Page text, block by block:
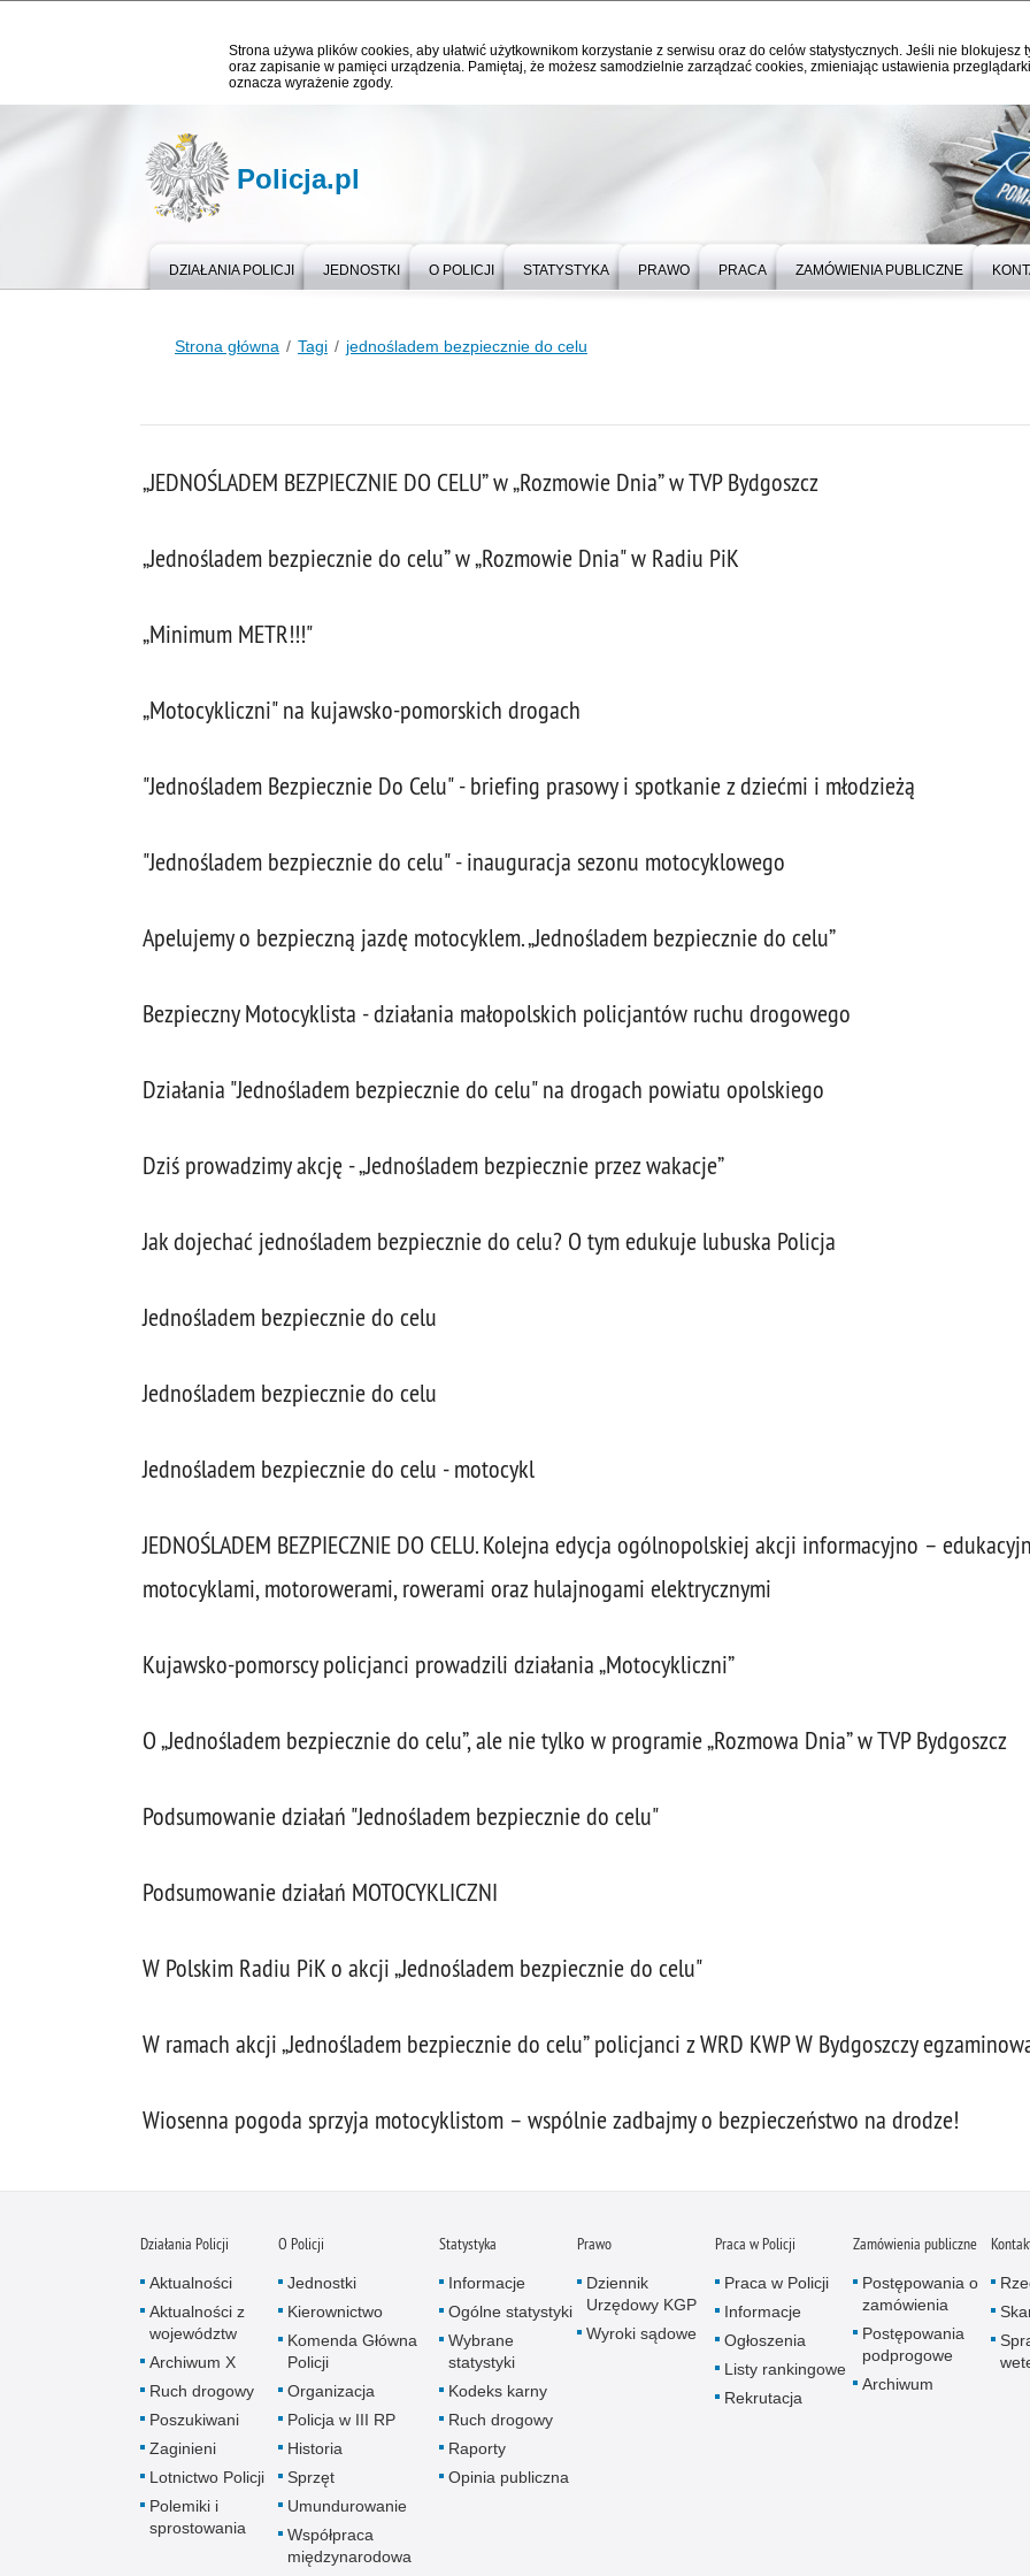
Strona używa plików cookies, aby ułatwić użytkownikom korzystanie z serwisu oraz do celów statystycznych. Jeśli nie blokujesz
oraz zapisanie w pamięci urządzenia. Pamiętaj, że możesz samodzielnie zarządzać cookies, zmieniając ustawienia
oznacza wyrażenie zgody.
Policja.pl
DZIAŁANIA POLICJI JEDNOSTKI O POLICJI STATYSTYKA PRAWO PRACA ZAMÓWIENIA PUBLICZNE
Strona główna Tagi jednośladem bezpiecznie do celu
„JEDNOŚLADEM BEZPIECZNIE DO CELU” w „Rozmowie Dnia” w TVP Bydgoszcz
„Jednośladem bezpiecznie do celu” w „Rozmowie Dnia" w Radiu PiK
„Minimum METR!!!"
„Motocykliczni" na kujawsko-pomorskich drogach
"Jednośladem Bezpiecznie Do Celu" - briefing prasowy i spotkanie z dziećmi i młodzieżą
"Jednośladem bezpiecznie do celu" - inauguracja sezonu motocyklowego
Apelujemy o bezpieczną jazdę motocyklem. „Jednośladem bezpiecznie do celu”
Bezpieczny Motocyklista - działania małopolskich policjantów ruchu drogowego
Działania "Jednośladem bezpiecznie do celu" na drogach powiatu opolskiego
Dziś prowadzimy akcję - „Jednośladem bezpiecznie przez wakacje”
Jak dojechać jednośladem bezpiecznie do celu? O tym edukuje lubuska Policja
Jednośladem bezpiecznie do celu
Jednośladem bezpiecznie do celu
Jednośladem bezpiecznie do celu - motocykl
JEDNOŚLADEM BEZPIECZNIE DO CELU. Kolejna edycja ogólnopolskiej akcji informacyjno –
motocyklami, motorowerami, rowerami oraz hulajnogami elektrycznymi
Kujawsko-pomorscy policjanci prowadzili działania „Motocykliczni”
O „Jednośladem bezpiecznie do celu”, ale nie tylko w programie „Rozmowa Dnia” w TVP Bydgoszcz
Podsumowanie działań "Jednośladem bezpiecznie do celu"
Podsumowanie działań MOTOCYKLICZNI
W Polskim Radiu PiK o akcji „Jednośladem bezpiecznie do celu"
W ramach akcji „Jednośladem bezpiecznie do celu” policjanci z WRD KWP W Bydgoszczy
Wiosenna pogoda sprzyja motocyklistom – wspólnie zadbajmy o bezpieczeństwo na drodze!
Działania Policji
Aktualności
Aktualności z
województw
Archiwum X
Ruch drogowy
Poszukiwani
Zaginieni
Lotnictwo Policji
Polemiki i
sprostowania
O Policji
Jednostki
Kierownictwo
Komenda Główna
Policji
Organizacja
Policja w III RP
Historia
Sprzęt
Umundurowanie
Współpraca
międzynarodowa
Statystyka
Informacje
Ogólne statystyki
Wybrane
statystyki
Kodeks karny
Ruch drogowy
Raporty
Opinia publiczna
Prawo
Dziennik
Urzędowy KGP
Wyroki sądowe
Praca w Policji
Praca w Policji
Informacje
Ogłoszenia
Listy rankingowe
Rekrutacja
Zamówienia publiczne
Postępowania o
zamówienia
Postępowania
podprogowe
Archiwum